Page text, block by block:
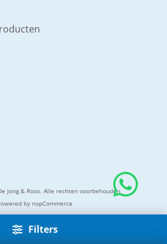
Filters
Jong & Roos. Alle rechten voorbehouden
by nopCommerce